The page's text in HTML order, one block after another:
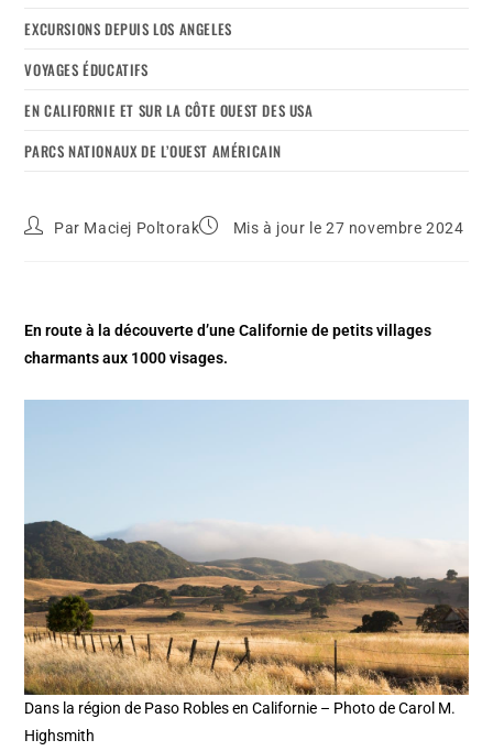
EXCURSIONS DEPUIS LOS ANGELES
VOYAGES ÉDUCATIFS
EN CALIFORNIE ET SUR LA CÔTE OUEST DES USA
PARCS NATIONAUX DE L’OUEST AMÉRICAIN
Par Maciej Poltorak Mis à jour le 27 novembre 2024
En route à la découverte d’une Californie de petits villages
charmants aux 1000 visages.
Dans la région de Paso Robles en Californie – Photo de Carol M.
Highsmith